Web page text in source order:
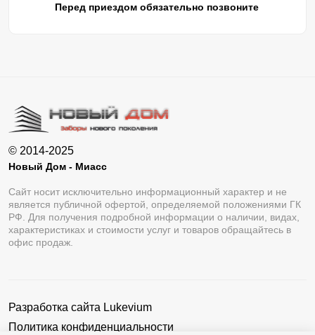
Перед приездом обязательно позвоните
© 2014-2025
Новый Дом - Миасс
Сайт носит исключительно информационный характер и не
является публичной офертой, определяемой положениями ГК
РФ. Для получения подробной информации о наличии, видах,
характеристиках и стоимости услуг и товаров обращайтесь в
офис продаж.
Разработка сайта Lukevium
Политика конфиденциальности